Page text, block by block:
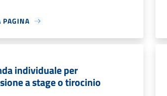
PAGINA
individuale per
a stage o tirocinio